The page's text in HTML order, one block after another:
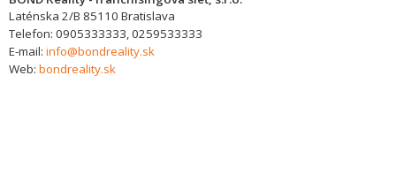
Laténska 2/B 85110 Bratislava
Telefon: 0905333333, 0259533333
E-mail: info@bondreality.sk
Web: bondreality.sk